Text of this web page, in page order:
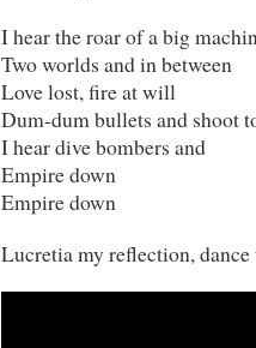
I hear the roar of a big
Two worlds and in between
Love lost, fire at will
Dum-dum bullets and shoot
I hear dive bombers and
Empire down
Empire down
Lucretia my reflection,